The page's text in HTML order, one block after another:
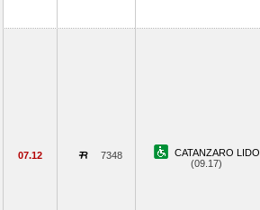
07.12 7348
CATANZARO LIDO
(09.17)